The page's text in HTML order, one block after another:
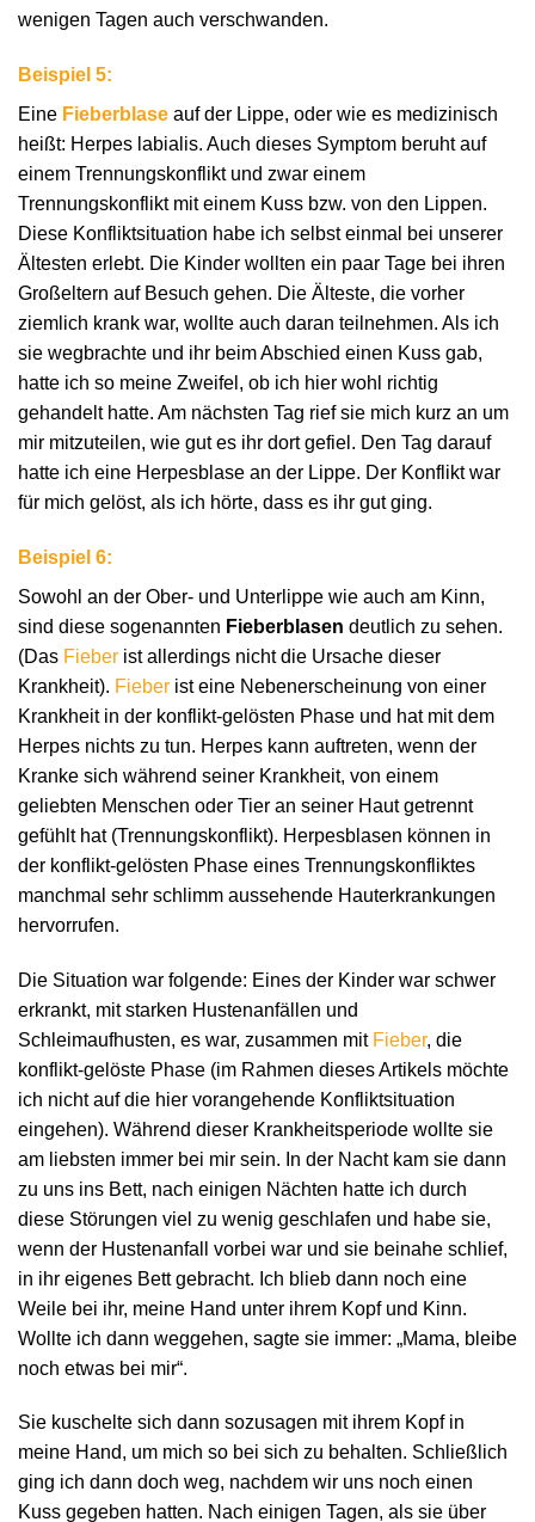
wenigen Tagen auch verschwanden.
Beispiel 5:
Eine Fieberblase auf der Lippe, oder wie es medizinisch
heißt: Herpes labialis. Auch dieses Symptom beruht auf
einem Trennungskonflikt und zwar einem
Trennungskonflikt mit einem Kuss bzw. von den Lippen.
Diese Konfliktsituation habe ich selbst einmal bei unserer
Ältesten erlebt. Die Kinder wollten ein paar Tage bei ihren
Großeltern auf Besuch gehen. Die Älteste, die vorher
ziemlich krank war, wollte auch daran teilnehmen. Als ich
sie wegbrachte und ihr beim Abschied einen Kuss gab,
hatte ich so meine Zweifel, ob ich hier wohl richtig
gehandelt hatte. Am nächsten Tag rief sie mich kurz an um
mir mitzuteilen, wie gut es ihr dort gefiel. Den Tag darauf
hatte ich eine Herpesblase an der Lippe. Der Konflikt war
für mich gelöst, als ich hörte, dass es ihr gut ging.
Beispiel 6:
Sowohl an der Ober- und Unterlippe wie auch am Kinn,
sind diese sogenannten Fieberblasen deutlich zu sehen.
(Das Fieber ist allerdings nicht die Ursache dieser
Krankheit). Fieber ist eine Nebenerscheinung von einer
Krankheit in der konflikt-gelösten Phase und hat mit dem
Herpes nichts zu tun. Herpes kann auftreten, wenn der
Kranke sich während seiner Krankheit, von einem
geliebten Menschen oder Tier an seiner Haut getrennt
gefühlt hat (Trennungskonflikt). Herpesblasen können in
der konflikt-gelösten Phase eines Trennungskonfliktes
manchmal sehr schlimm aussehende Hauterkrankungen
hervorrufen.
Die Situation war folgende: Eines der Kinder war schwer
erkrankt, mit starken Hustenanfällen und
Schleimaufhusten, es war, zusammen mit Fieber, die
konflikt-gelöste Phase (im Rahmen dieses Artikels möchte
ich nicht auf die hier vorangehende Konfliktsituation
eingehen). Während dieser Krankheitsperiode wollte sie
am liebsten immer bei mir sein. In der Nacht kam sie dann
zu uns ins Bett, nach einigen Nächten hatte ich durch
diese Störungen viel zu wenig geschlafen und habe sie,
wenn der Hustenanfall vorbei war und sie beinahe schlief,
in ihr eigenes Bett gebracht. Ich blieb dann noch eine
Weile bei ihr, meine Hand unter ihrem Kopf und Kinn.
Wollte ich dann weggehen, sagte sie immer: „Mama, bleibe
noch etwas bei mir“.
Sie kuschelte sich dann sozusagen mit ihrem Kopf in
meine Hand, um mich so bei sich zu behalten. Schließlich
ging ich dann doch weg, nachdem wir uns noch einen
Kuss gegeben hatten. Nach einigen Tagen, als sie über